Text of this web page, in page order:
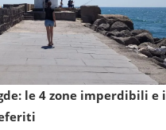
le 4 zone imperdibili e i